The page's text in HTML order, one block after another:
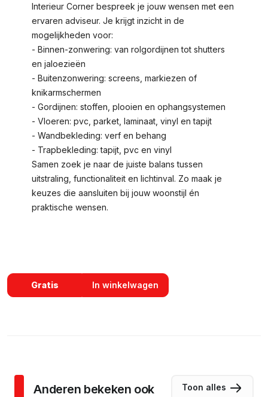
Interieur Corner bespreek je jouw wensen met een
ervaren adviseur. Je krijgt inzicht in de
mogelijkheden voor:
- Binnen-zonwering: van rolgordijnen tot shutters
en jaloezieën
- Buitenzonwering: screens, markiezen of
knikarmschermen
- Gordijnen: stoffen, plooien en ophangsystemen
- Vloeren: pvc, parket, laminaat, vinyl en tapijt
- Wandbekleding: verf en behang
- Trapbekleding: tapijt, pvc en vinyl
Samen zoek je naar de juiste balans tussen
uitstraling, functionaliteit en lichtinval. Zo maak je
keuzes die aansluiten bij jouw woonstijl én
praktische wensen.
Gratis In winkelwagen
Anderen bekeken ook Toon alles